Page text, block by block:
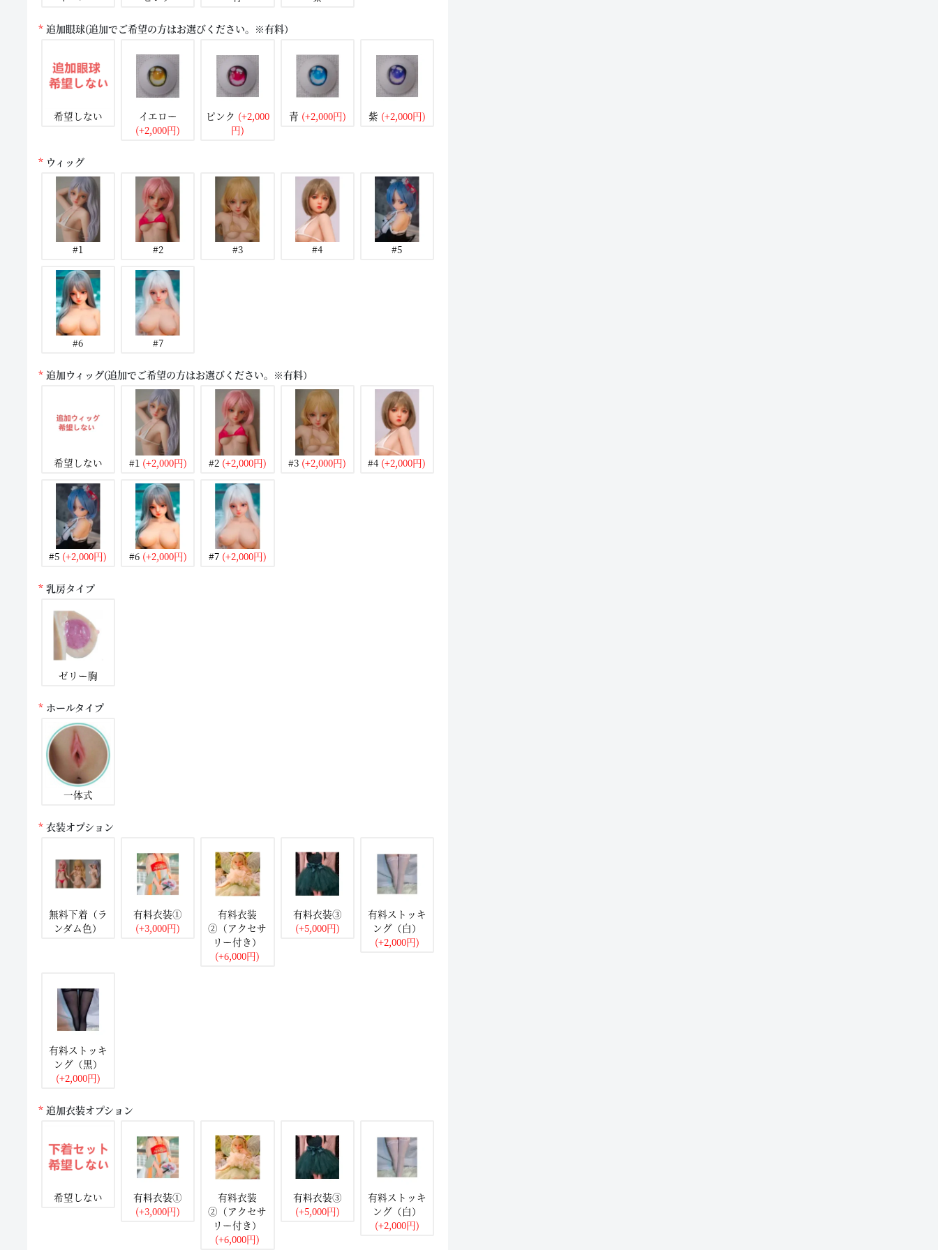
追加眼球(追加でご希望の方はお選びください。※有料）
希望しない
イエロー
(+2,000円)
ピンク (+2,000
円)
青 (+2,000円) 紫 (+2,000円)
ウィッグ
#1 #2 #3 #4 #5
#6 #7
追加ウィッグ(追加でご希望の方はお選びください。※有料）
希望しない #1 (+2,000円) #2(+2,000円) #3 (+2,000円) #4 (+2,000円)
#5 (+2,000円) #6(+2,000円) #7(+2,000円)
乳房タイプ
ゼリー胸
ホールタイプ
一体式
衣装オプション
無料下着（ラ
ンダム色）
有料衣装①
(+3,000円)
有料衣装
②（アクセサ
リー付き）
(+6,000円)
有料衣装③
(+5,000円)
有料ストッキ
ング（白）
(+2,000円)
有料ストッキ
ング（黒）
(+2,000円)
追加衣装オプション
希望しない
有料衣装①
(+3,000円)
有料衣装
②（アクセサ
リー付き）
(+6,000円)
有料衣装③
(+5,000円)
有料ストッキ
ング（白）
(+2,000円)